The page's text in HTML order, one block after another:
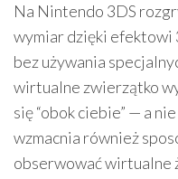
Na Nintendo 3DS
wymiar dzięki efektowi
bez używania
wirtualne zwierzątko
się “obok ciebie” — a
wzmacnia również
obserwować wirtualne